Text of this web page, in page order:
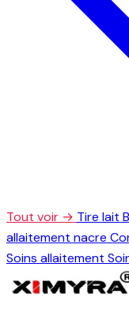
Tout voir → Tire lait
allaitement nacre
Soins allaitement